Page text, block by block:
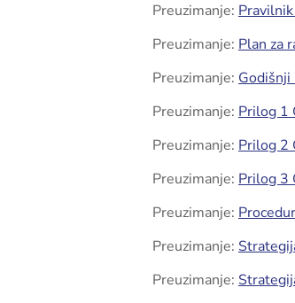
Preuzimanje:
Preuzimanje: Plan za
Preuzimanje:
Preuzimanje: Prilog 1
Preuzimanje: Prilog 2
Preuzimanje: Prilog 3
Preuzimanje:
Preuzimanje:
Preuzimanje: